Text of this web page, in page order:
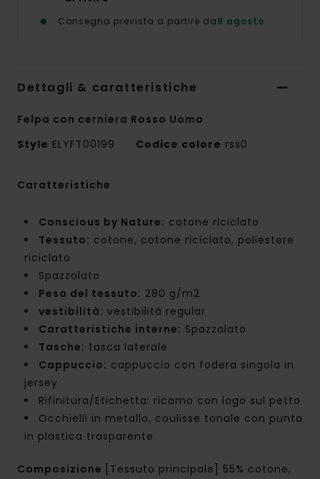
Consegna prevista a partire da8 agosto
Dettagli & caratteristiche
Felpa con cerniera Rosso Uomo
Style ELYFT00199 Codice colore rss0
Caratteristiche
Conscious by Nature: cotone riciclato
Tessuto: cotone, cotone riciclato, poliestere
riciclato
Spazzolato
Peso del tessuto: 280 g/m2
vestibilità: vestibilità regular
Caratteristiche interne: Spazzolato
Tasche: tasca laterale
Cappuccio: cappuccio con fodera singola in
jersey
Rifinitura/Etichetta: ricamo con logo sul petto
Occhielli in metallo, coulisse tonale con punta
in plastica trasparente
Composizione [Tessuto principale] 55% cotone,